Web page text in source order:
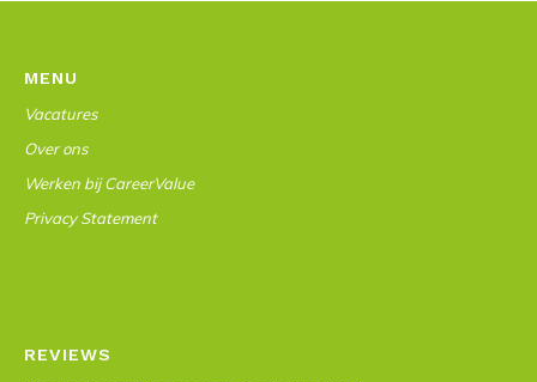
MENU
Vacatures
Over ons
Werken bij CareerValue
Privacy Statement
REVIEWS